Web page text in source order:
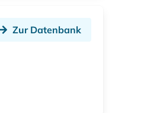
Zur Datenbank